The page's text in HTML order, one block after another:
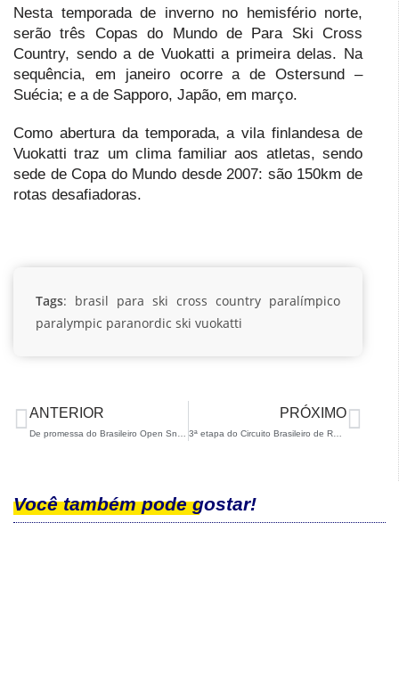
Nesta temporada de inverno no hemisfério norte,
serão três Copas do Mundo de Para Ski Cross
Country, sendo a de Vuokatti a primeira delas. Na
sequência, em janeiro ocorre a de Ostersund –
Suécia; e a de Sapporo, Japão, em março.
Como abertura da temporada, a vila finlandesa de
Vuokatti traz um clima familiar aos atletas, sendo
sede de Copa do Mundo desde 2007: são 150km de
rotas desafiadoras.
Tags: brasil para ski cross country paralímpico
paralympic paranordic ski vuokatti
ANTERIOR PRÓXIMO
3ª etapa do Circuito Brasileiro de Rollerski – Campeonato Brasileiro Interclubes acontece em São Carlos nesta semana
Você também pode gostar!